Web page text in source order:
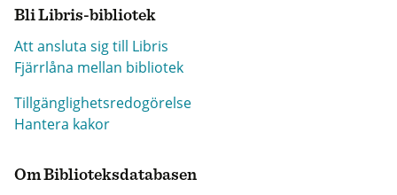
Bli Libris-bibliotek
Att ansluta sig till Libris
Fjärrlåna mellan bibliotek
Tillgänglighetsredogörelse
Hantera kakor
Om Biblioteksdatabasen